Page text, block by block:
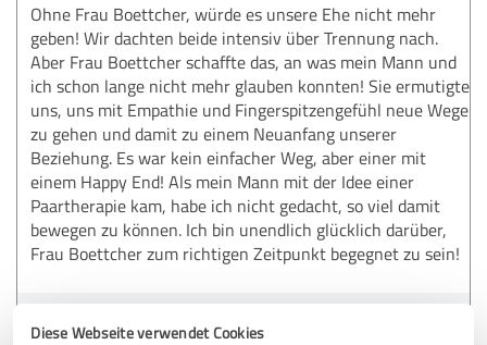
Diese Webseite verwendet Cookies
Ohne Frau Boettcher, würde es unsere Ehe nicht mehr
geben! Wir dachten beide intensiv über Trennung nach.
Aber Frau Boettcher schaffte das, an was mein Mann und
ich schon lange nicht mehr glauben konnten! Sie ermutigte
uns, uns mit Empathie und Fingerspitzengefühl neue Wege
zu gehen und damit zu einem Neuanfang unserer
Beziehung. Es war kein einfacher Weg, aber einer mit
einem Happy End! Als mein Mann mit der Idee einer
Paartherapie kam, habe ich nicht gedacht, so viel damit
bewegen zu können. Ich bin unendlich glücklich darüber,
Frau Boettcher zum richtigen Zeitpunkt begegnet zu sein!
Erfahrungsbericht & Bewertung zu: